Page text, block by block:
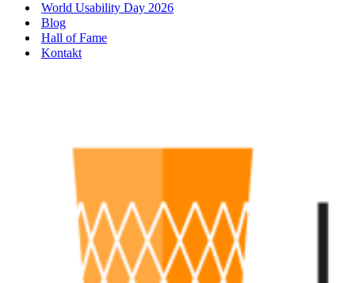
World Usability Day 2026
Blog
Hall of Fame
Kontakt